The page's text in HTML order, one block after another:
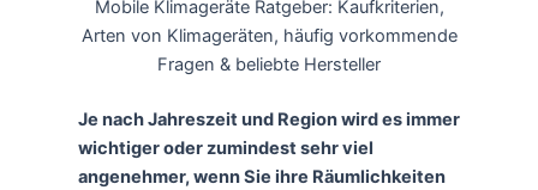
Mobile Klimageräte Ratgeber: Kaufkriterien,
Arten von Klimageräten, häufig vorkommende
Fragen & beliebte Hersteller
Je nach Jahreszeit und Region wird es immer
wichtiger oder zumindest sehr viel
angenehmer, wenn Sie ihre Räumlichkeiten